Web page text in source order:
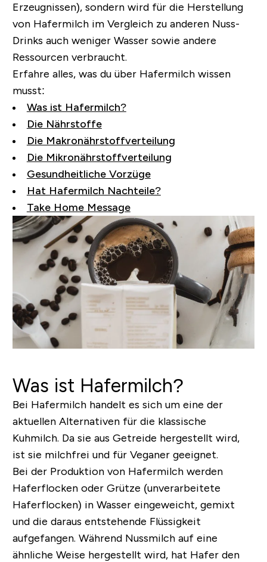
Erzeugnissen), sondern wird für die Herstellung
von Hafermilch im Vergleich zu anderen Nuss-
Drinks auch weniger Wasser sowie andere
Ressourcen verbraucht.
Erfahre alles, was du über Hafermilch wissen
musst:
Was ist Hafermilch?
Die Nährstoffe
Die Makronährstoffverteilung
Die Mikronährstoffverteilung
Gesundheitliche Vorzüge
Hat Hafermilch Nachteile?
Take Home Message
Was ist Hafermilch?
Bei Hafermilch handelt es sich um eine der
aktuellen Alternativen für die klassische
Kuhmilch. Da sie aus Getreide hergestellt wird,
ist sie milchfrei und für Veganer geeignet.
Bei der Produktion von Hafermilch werden
Haferflocken oder Grütze (unverarbeitete
Haferflocken) in Wasser eingeweicht, gemixt
und die daraus entstehende Flüssigkeit
aufgefangen. Während Nussmilch auf eine
ähnliche Weise hergestellt wird, hat Hafer den